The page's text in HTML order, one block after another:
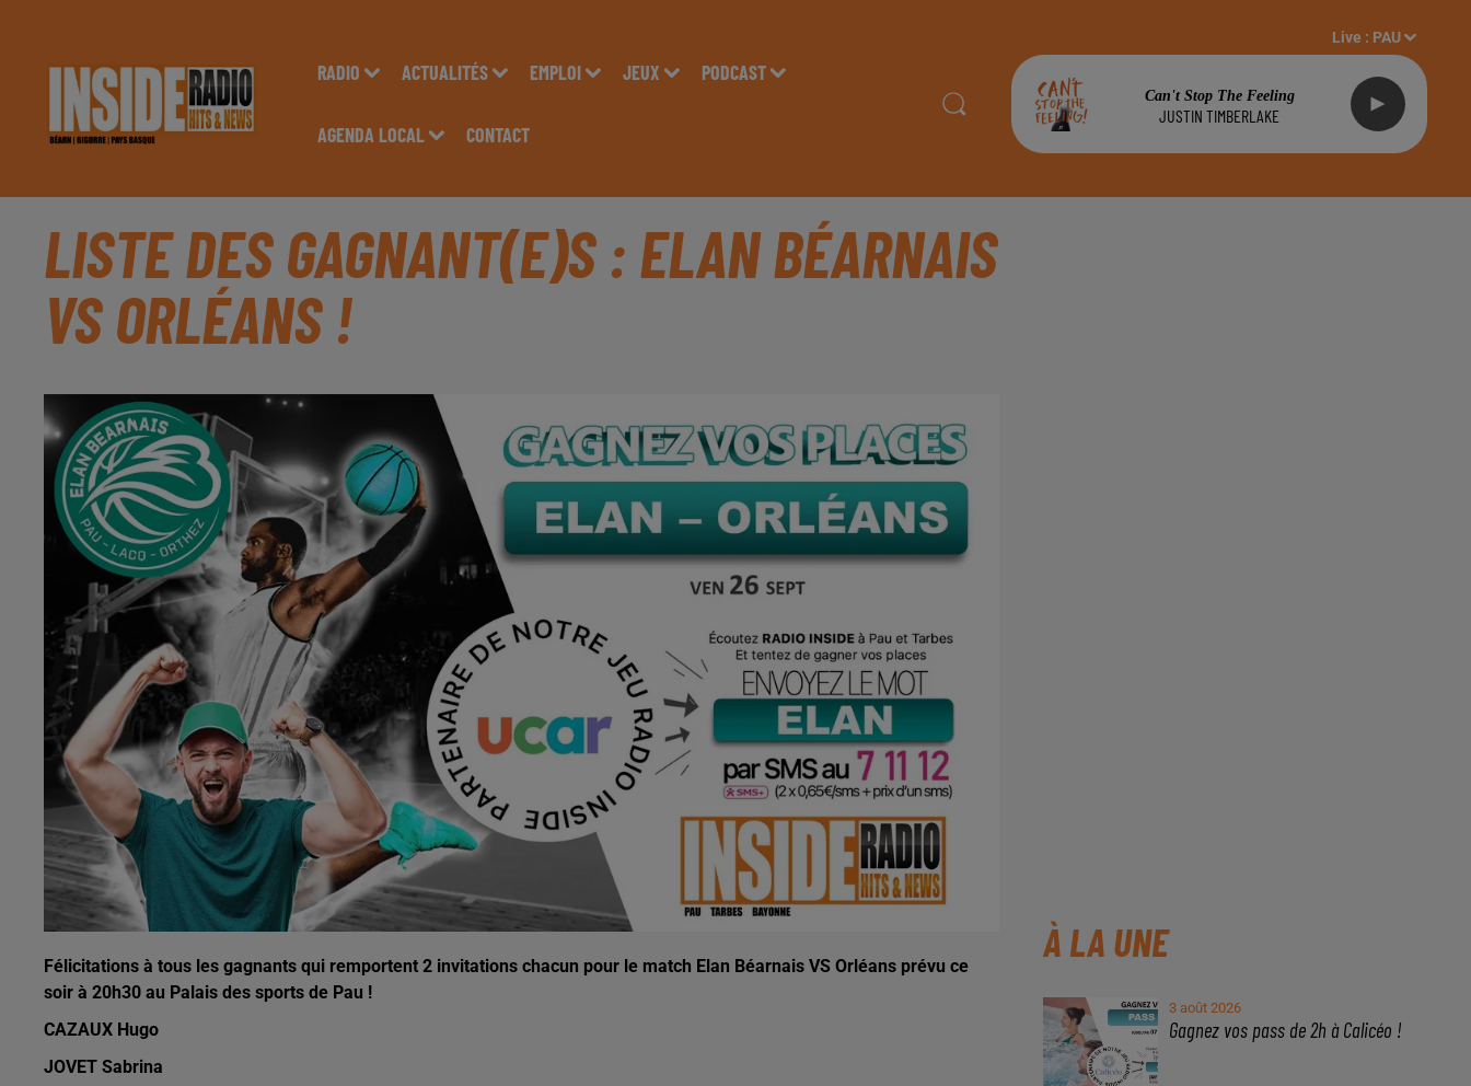
RADIO ACTUALITÉS EMPLOI JEUX PODCAST
AGENDA LOCAL CONTACT
Live : PAU
Can't Stop The Feeling
JUSTIN TIMBERLAKE
LISTE DES GAGNANT(E)S : ELAN BÉARNAIS
VS ORLÉANS !
Félicitations à tous les gagnants qui remportent 2 invitations chacun pour le match Elan Béarnais VS Orléans prévu ce
soir à 20h30 au Palais des sports de Pau !
CAZAUX Hugo
JOVET Sabrina
À LA UNE
3 août 2026
Gagnez vos pass de 2h à Calicéo !